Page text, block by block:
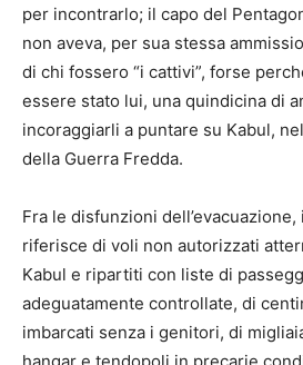
per incontrarlo; il capo del
non aveva, per sua stessa
di chi fossero “i cattivi”, forse
essere stato lui, una quindicina di
incoraggiarli a puntare su Kabul,
della Guerra Fredda.
Fra le disfunzioni
riferisce di voli non autorizzati
Kabul e ripartiti con liste di
adeguatamente controllate, di
imbarcati senza i genitori, di